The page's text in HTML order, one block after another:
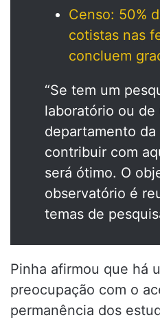
Censo: 50%
cotistas nas
concluem
“Se tem um
laboratório ou de
departamento
contribuir com
será ótimo. O
observatório é
temas de
Pinha afirmou que há
preocupação com o
permanência dos